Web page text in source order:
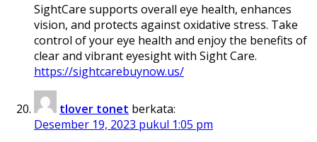
SightCare supports overall eye health, enhances
vision, and protects against oxidative stress. Take
control of your eye health and enjoy the benefits of
clear and vibrant eyesight with Sight Care.
https://sightcarebuynow.us/
tlover tonet berkata:
Desember 19, 2023 pukul 1:05 pm